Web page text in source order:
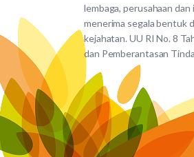
lembaga, perusahaan
menerima segala bentuk
kejahatan. UU RI No. 8
dan Pemberantasan